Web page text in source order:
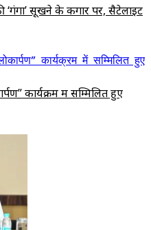
सूखने के कगार पर, सैटेलाइट
कार्यक्रम में सम्मिलित हुए